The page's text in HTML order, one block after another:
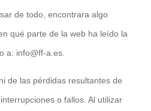
de todo, encontrara algo
qué parte de la web ha leído la
a: info@ff-a.es
de las pérdidas resultantes de
o fallos. Al utilizar